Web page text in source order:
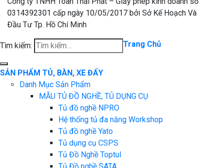
0314392301 cấp ngày 10/05/2017 bởi Sở Kế Hoạch Và
Đầu Tư Tp. Hồ Chí Minh
Tìm kiếm: Trang Chủ
SẢN PHẨM TỦ, BÀN, XE ĐẨY
Danh Mục Sản Phẩm
MẪU TỦ ĐỒ NGHỀ, TỦ DỤNG CỤ
Tủ đồ nghề NPRO
Hệ thống tủ đa năng Workshop
Tủ đồ nghề Yato
Tủ dụng cụ CSPS
Tủ Đồ Nghề Toptul